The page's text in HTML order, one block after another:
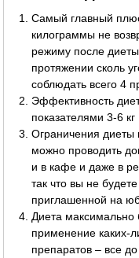
Самый главный
килограммы не
режиму после
протяжении сколь
соблюдать всего 4
Эффективность
показателями 3-6 кг
Ограничения диеты
можно проводить
и в кафе и даже в
так что вы не
приглашенной на
Диета максимально
применение каких-
препаратов – все